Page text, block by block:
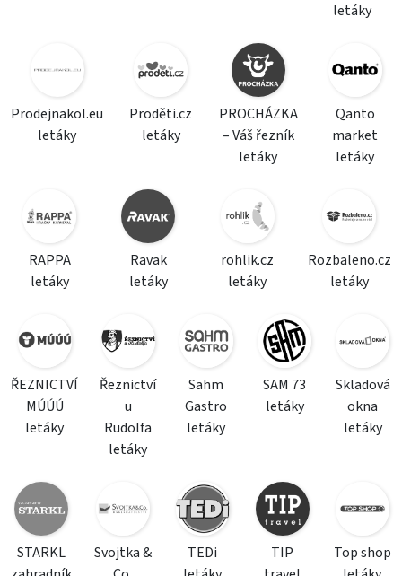
letáky
Prodejnakol.eu
letáky
Proděti.cz
letáky
PROCHÁZKA
– Váš řezník
letáky
Qanto
market
letáky
RAPPA
letáky
Ravak
letáky
rohlik.cz
letáky
Rozbaleno.cz
letáky
ŘEZNICTVÍ
MÚÚÚ
letáky
Řeznictví
u
Rudolfa
letáky
Sahm
Gastro
letáky
SAM 73
letáky
Skladová
okna
letáky
STARKL
Svojtka &
TEDi
TIP
Top shop